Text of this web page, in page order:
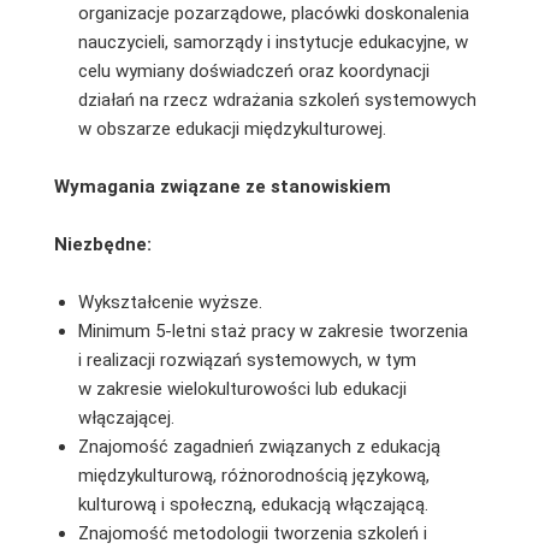
organizacje pozarządowe, placówki doskonalenia
nauczycieli, samorządy i instytucje edukacyjne, w
celu wymiany doświadczeń oraz koordynacji
działań na rzecz wdrażania szkoleń systemowych
w obszarze edukacji międzykulturowej.
Wymagania związane ze stanowiskiem
Niezbędne:
Wykształcenie wyższe.
Minimum 5-letni staż pracy w zakresie tworzenia
i realizacji rozwiązań systemowych, w tym
w zakresie wielokulturowości lub edukacji
włączającej.
Znajomość zagadnień związanych z edukacją
międzykulturową, różnorodnością językową,
kulturową i społeczną, edukacją włączającą.
Znajomość metodologii tworzenia szkoleń i